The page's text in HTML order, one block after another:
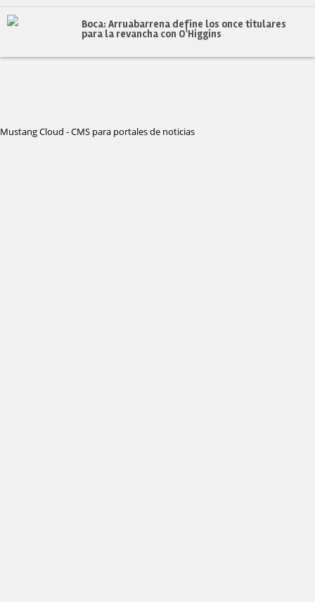
Boca: Arruabarrena define los once titulares
para la revancha con O'Higgins
Mustang Cloud - CMS para portales de noticias